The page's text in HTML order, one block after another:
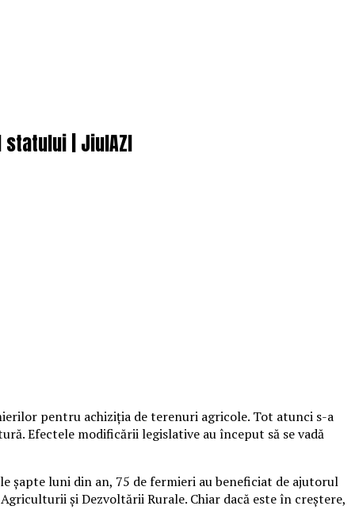
statului | JiulAZI
pentru achiziţia de terenuri agricole. Tot atunci s-a
Efectele modificării legislative au început să se vadă
şapte luni din an, 75 de fermieri au beneficiat de ajutorul
şi Dezvoltării Rurale. Chiar dacă este în creştere,